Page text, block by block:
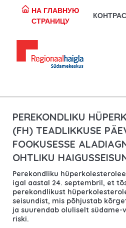
НА ГЛАВНУЮ
СТРАНИЦУ
Регистратура: 617 1049
Экстренная помощь:
Digiregistratuur:
PEREKONDLIKU
(FH) TEADLIKKUSE
FOOKUSESSE
OHTLIKU
Perekondliku
igal aastal 24. septembril, et
perekondlikust
seisundist, mis põhjustab
ja suurendab oluliselt
riski.